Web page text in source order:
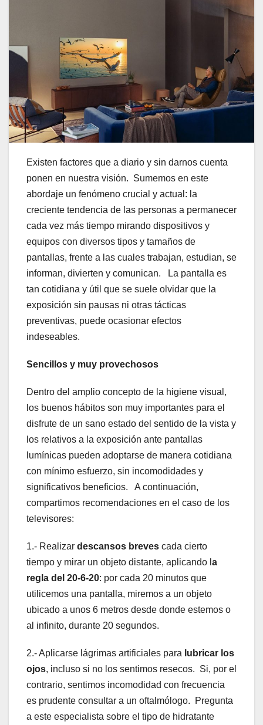
Existen factores que a diario y sin darnos cuenta
ponen en nuestra visión. Sumemos en este
abordaje un fenómeno crucial y actual: la
creciente tendencia de las personas a permanecer
cada vez más tiempo mirando dispositivos y
equipos con diversos tipos y tamaños de
pantallas, frente a las cuales trabajan, estudian, se
informan, divierten y comunican. La pantalla es
tan cotidiana y útil que se suele olvidar que la
exposición sin pausas ni otras tácticas
preventivas, puede ocasionar efectos
indeseables.
Sencillos y muy provechosos
Dentro del amplio concepto de la higiene visual,
los buenos hábitos son muy importantes para el
disfrute de un sano estado del sentido de la vista y
los relativos a la exposición ante pantallas
lumínicas pueden adoptarse de manera cotidiana
con mínimo esfuerzo, sin incomodidades y
significativos beneficios. A continuación,
compartimos recomendaciones en el caso de los
televisores:
1.- Realizar descansos breves cada cierto
tiempo y mirar un objeto distante, aplicando l a
regla del 20-6-20: por cada 20 minutos que
utilicemos una pantalla, miremos a un objeto
ubicado a unos 6 metros desde donde estemos o
al infinito, durante 20 segundos.
2.- Aplicarse lágrimas artificiales para lubricar los
ojos, incluso si no los sentimos resecos. Si, por el
contrario, sentimos incomodidad con frecuencia
es prudente consultar a un oftalmólogo. Pregunta
a este especialista sobre el tipo de hidratante